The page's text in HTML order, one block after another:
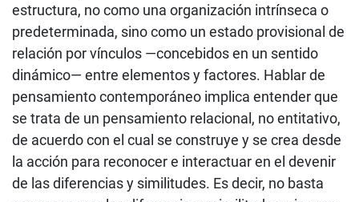
estructura, no como una organización intrínseca o
predeterminada, sino como un estado provisional de
relación por vínculos —concebidos en un sentido
dinámico— entre elementos y factores. Hablar de
pensamiento contemporáneo implica entender que
se trata de un pensamiento relacional, no entitativo,
de acuerdo con el cual se construye y se crea desde
la acción para reconocer e interactuar en el devenir
de las diferencias y similitudes. Es decir, no basta